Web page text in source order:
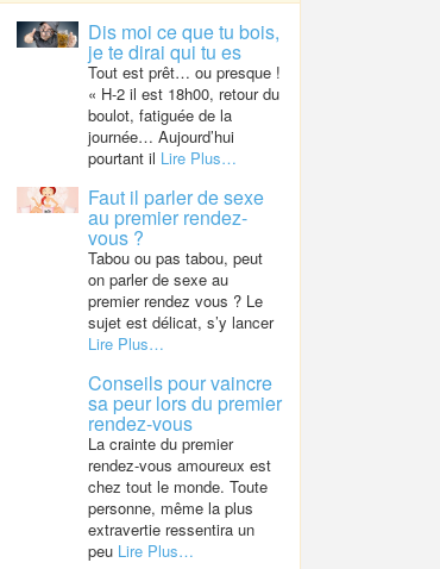
Dis moi ce que tu bois,
je te dirai qui tu es
Tout est prêt… ou presque !
« H-2 il est 18h00, retour du
boulot, fatiguée de la
journée… Aujourd’hui
pourtant il Lire Plus…
Faut il parler de sexe
au premier rendez-
vous ?
Tabou ou pas tabou, peut
on parler de sexe au
premier rendez vous ? Le
sujet est délicat, s’y lancer
Lire Plus…
Conseils pour vaincre
sa peur lors du premier
rendez-vous
La crainte du premier
rendez-vous amoureux est
chez tout le monde. Toute
personne, même la plus
extravertie ressentira un
peu Lire Plus…